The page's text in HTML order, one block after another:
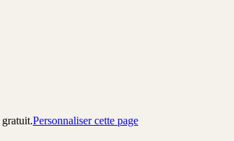
gratuit.Personnaliser cette page